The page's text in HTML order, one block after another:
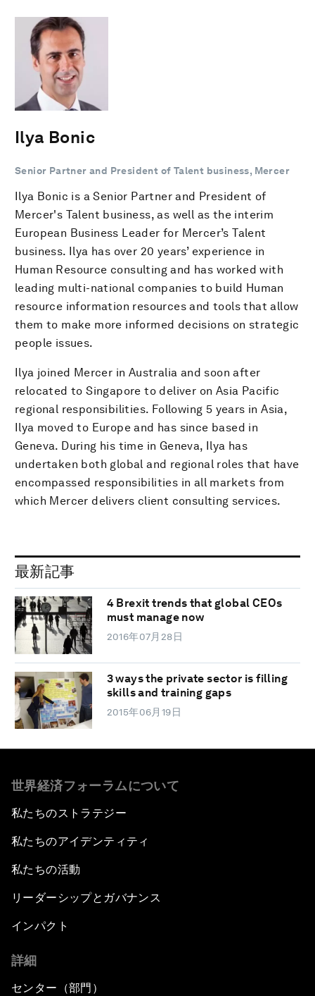
Ilya Bonic
Senior Partner and President of Talent business, Mercer
Ilya Bonic is a Senior Partner and President of
Mercer's Talent business, as well as the interim
European Business Leader for Mercer’s Talent
business. Ilya has over 20 years’ experience in
Human Resource consulting and has worked with
leading multi-national companies to build Human
resource information resources and tools that allow
them to make more informed decisions on strategic
people issues.
Ilya joined Mercer in Australia and soon after
relocated to Singapore to deliver on Asia Pacific
regional responsibilities. Following 5 years in Asia,
Ilya moved to Europe and has since based in
Geneva. During his time in Geneva, Ilya has
undertaken both global and regional roles that have
encompassed responsibilities in all markets from
which Mercer delivers client consulting services.
最新記事
4 Brexit trends that global CEOs
must manage now
2016年07月28日
3 ways the private sector is filling
skills and training gaps
2015年06月19日
世界経済フォーラムについて
私たちのストラテジー
私たちのアイデンティティ
私たちの活動
リーダーシップとガバナンス
インパクト
詳細
センター（部門）